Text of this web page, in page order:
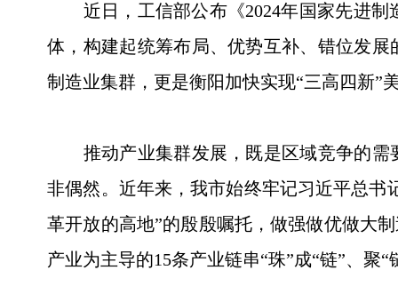
近日，工信部公布《2024年国家先进制
体，构建起统筹布局、优势互补、错位发
制造业集群，更是衡阳加快实现“三高四新”
推动产业集群发展，既是区域竞争的需
非偶然。近年来，我市始终牢记习近平总书
革开放的高地”的殷殷嘱托，做强做优做大
产业为主导的15条产业链串“珠”成“链”、聚